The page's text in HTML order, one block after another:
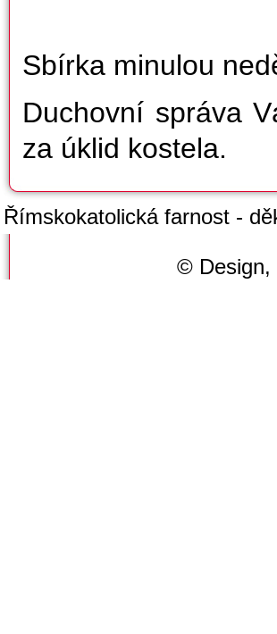
Sbírka minulou
Duchovní správa
za úklid kostela.
Římskokatolická farnost -
©